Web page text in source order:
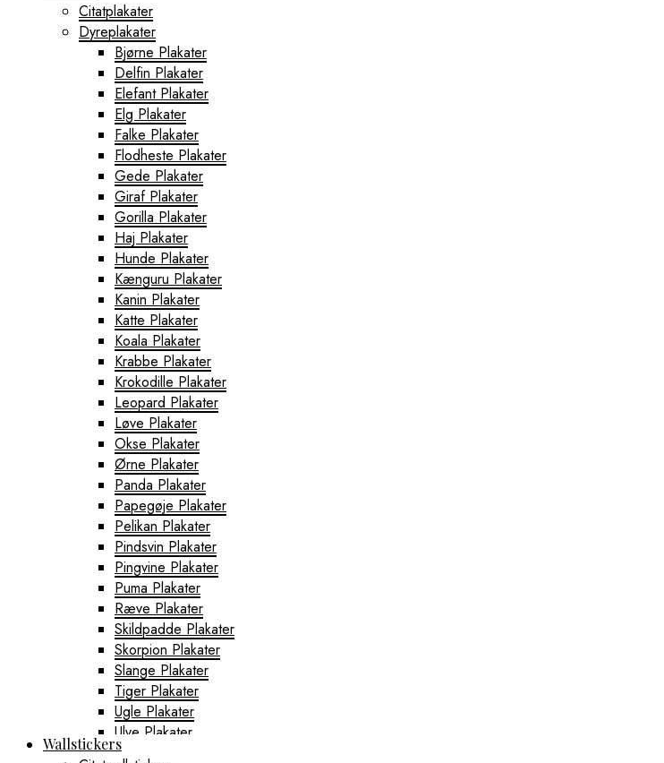
Miami Lærredstryk
New York City Lærredstryk
San Francisco Lærredstryk
Shanghai Lærredstryk
Sydney Lærredstryk
Verdenskort Lærredstryk
Citatplakater
Dyreplakater
Bjørne Plakater
Delfin Plakater
Elefant Plakater
Elg Plakater
Falke Plakater
Flodheste Plakater
Gede Plakater
Giraf Plakater
Gorilla Plakater
Haj Plakater
Hunde Plakater
Kænguru Plakater
Kanin Plakater
Katte Plakater
Koala Plakater
Krabbe Plakater
Krokodille Plakater
Leopard Plakater
Løve Plakater
Okse Plakater
Ørne Plakater
Panda Plakater
Papegøje Plakater
Pelikan Plakater
Pindsvin Plakater
Pingvine Plakater
Puma Plakater
Ræve Plakater
Skildpadde Plakater
Skorpion Plakater
Slange Plakater
Tiger Plakater
Ugle Plakater
Ulve Plakater
Vaskebjørne Plakater
Wallstickers